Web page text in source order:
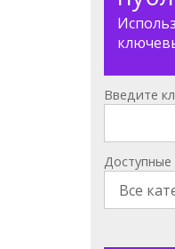
Введите
Доступные